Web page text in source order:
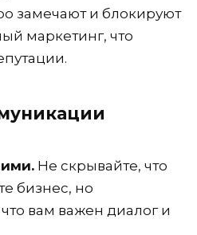
замечают и блокируют
маркетинг, что
Не скрывайте, что
бизнес, но
вам важен диалог и